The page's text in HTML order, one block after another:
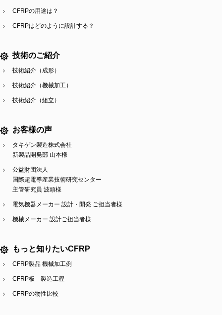
CFRPの用途は？
CFRPはどのように設計する？
技術のご紹介
技術紹介（成形）
技術紹介（機械加工）
技術紹介（組立）
お客様の声
タキゲン製造株式会社
新製品開発部 山本様
公益財団法人
国際超電導産業技術研究センター
主管研究員 波頭様
電気機器メーカー 設計・開発 ご担当者様
機械メーカー 設計ご担当者様
もっと知りたいCFRP
CFRP製品 機械加工例
CFRP板 製造工程
CFRPの物性比較